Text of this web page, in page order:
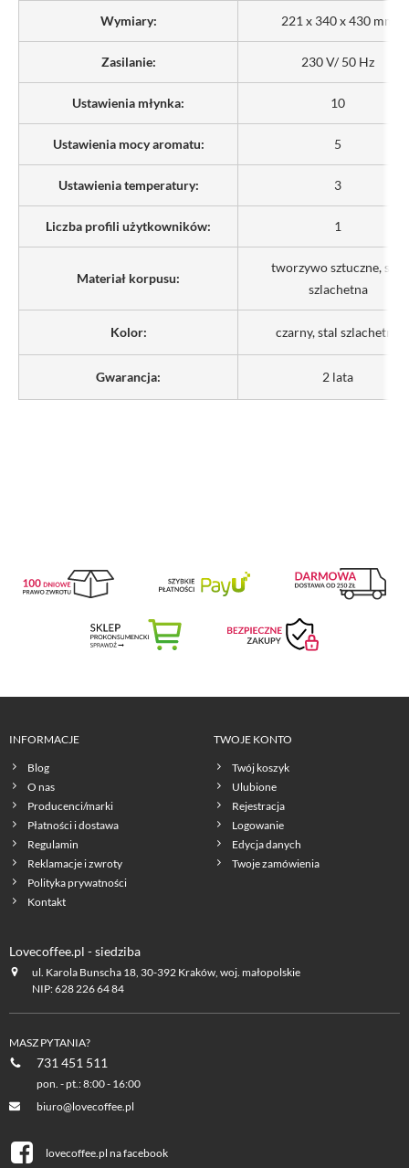
Wymiary: 221 x 340 x 430 mm
Zasilanie: 230 V/ 50 Hz
Ustawienia młynka: 10
Ustawienia mocy aromatu: 5
Ustawienia temperatury: 3
Liczba profili użytkowników: 1
Materiał korpusu:
tworzywo sztuczne, stal
szlachetna
Kolor: czarny, stal szlachetna
Gwarancja: 2 lata
INFORMACJE
Blog
O nas
Producenci/marki
Płatności i dostawa
Regulamin
Reklamacje i zwroty
Polityka prywatności
Kontakt
TWOJE KONTO
Twój koszyk
Ulubione
Rejestracja
Logowanie
Edycja danych
Twoje zamówienia
Lovecoffee.pl - siedziba
ul. Karola Bunscha 18, 30-392 Kraków, woj. małopolskie
NIP: 628 226 64 84
MASZ PYTANIA?
731 451 511
pon. - pt.: 8:00 - 16:00
biuro@lovecoffee.pl
lovecoffee.pl na facebook